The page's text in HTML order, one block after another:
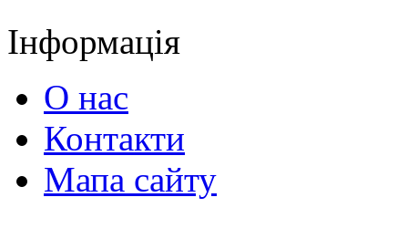
Інформація
О нас
Контакти
Мапа сайту